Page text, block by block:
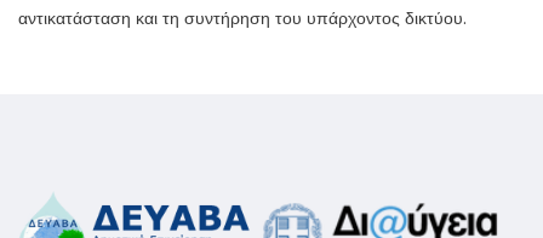
αντικατάσταση και τη συντήρηση του υπάρχοντος δικτύου.